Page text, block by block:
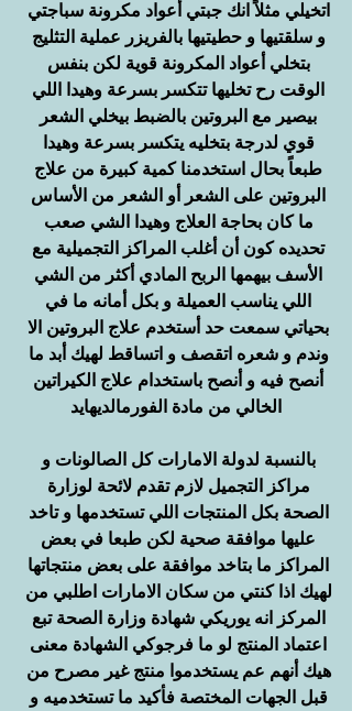
اتخيلي مثلاً انك جبتي أعواد مكرونة سباجتي
و سلقتيها و حطيتيها بالفريزر عملية التثليج
بتخلي أعواد المكرونة قوية لكن بنفس
الوقت رح تخليها تتكسر بسرعة وهيدا اللي
بيصير مع البروتين بالضبط بيخلي الشعر
قوي لدرجة بتخليه يتكسر بسرعة وهيدا
طبعاً بحال استخدمنا كمية كبيرة من علاج
البروتين على الشعر أو الشعر من الأساس
ما كان بحاجة العلاج وهيدا الشي صعب
تحديده كون أن أغلب المراكز التجميلية مع
الأسف بيهمها الربح المادي أكثر من الشي
اللي يناسب العميلة و بكل أمانه ما في
بحياتي سمعت حد أستخدم علاج البروتين الا
وندم و شعره اتقصف و اتساقط لهيك أبد ما
أنصح فيه و أنصح باستخدام علاج الكيراتين
الخالي من مادة الفورمالديهايد
بالنسبة لدولة الامارات كل الصالونات و
مراكز التجميل لازم تقدم لائحة لوزارة
الصحة بكل المنتجات اللي تستخدمها و تاخد
عليها موافقة صحية لكن طبعا في بعض
المراكز ما بتاخد موافقة على بعض منتجاتها
لهيك اذا كنتي من سكان الامارات اطلبي من
المركز انه يوريكي شهادة وزارة الصحة تبع
اعتماد المنتج لو ما فرجوكي الشهادة معنى
هيك أنهم عم يستخدموا منتج غير مصرح من
قبل الجهات المختصة فأكيد ما تستخدميه و